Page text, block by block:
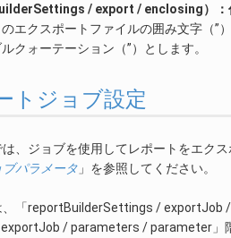
/ export / enclosing）：
エクスポートファイルの囲み文字（”
クォーテーション（”）とします。
トジョブ設定
、ジョブを使用してレポートをエク
パラメータ 」を参照してください。
、「reportBuilderSettings /
/ parameters / parameter」